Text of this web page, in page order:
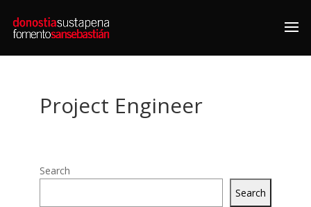
Project Engineer
Search
Search